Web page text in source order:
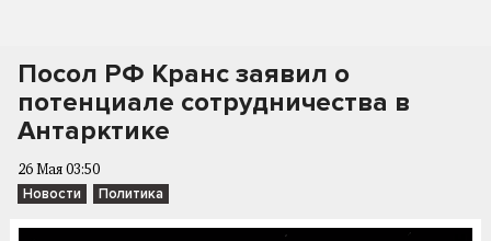
Посол РФ Кранс заявил о
потенциале сотрудничества в
Антарктике
26 Мая 03:50
Новости Политика